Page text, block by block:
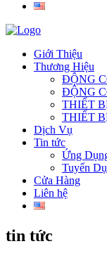
Giới Thiệu
Thương Hiệu
ĐỘNG
ĐỘNG
THIẾT
THIẾT
Dịch Vụ
Tin tức
Ứng
Tuyển
Cửa Hàng
Liên hệ
tin tức